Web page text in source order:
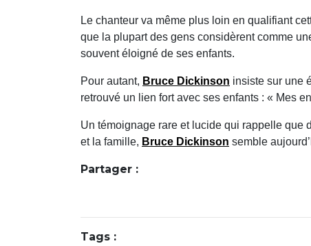
Le chanteur va même plus loin en qualifiant
que la plupart des gens considèrent comme
souvent éloigné de ses enfants.
Pour autant, Bruce Dickinson insiste sur une
retrouvé un lien fort avec ses enfants : « Mes
Un témoignage rare et lucide qui rappelle que
et la famille, Bruce Dickinson semble
Partager :
Tags :